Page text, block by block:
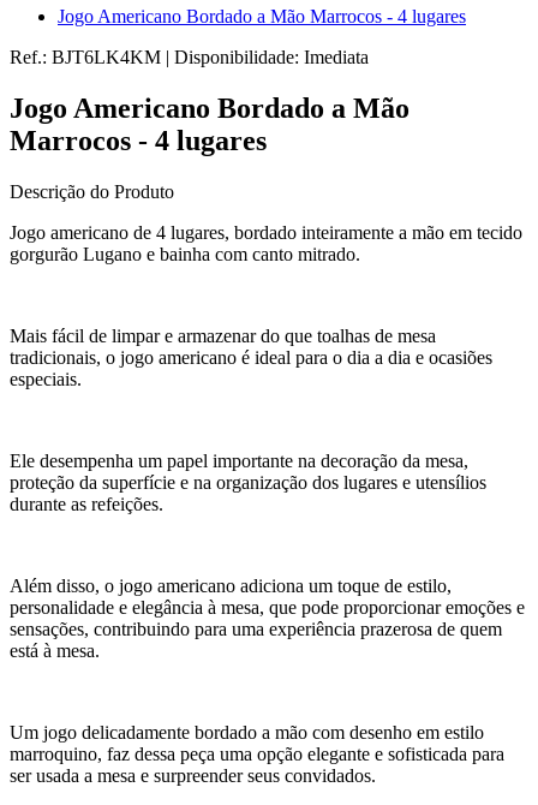
Jogo Americano Bordado a Mão Marrocos - 4 lugares
Ref.: BJT6LK4KM | Disponibilidade: Imediata
Jogo Americano Bordado a Mão
Marrocos - 4 lugares
Descrição do Produto
Jogo americano de 4 lugares, bordado inteiramente a mão em tecido
gorgurão Lugano e bainha com canto mitrado.
Mais fácil de limpar e armazenar do que toalhas de mesa
tradicionais, o jogo americano é ideal para o dia a dia e ocasiões
especiais.
Ele desempenha um papel importante na decoração da mesa,
proteção da superfície e na organização dos lugares e utensílios
durante as refeições.
Além disso, o jogo americano adiciona um toque de estilo,
personalidade e elegância à mesa, que pode proporcionar emoções e
sensações, contribuindo para uma experiência prazerosa de quem
está à mesa.
Um jogo delicadamente bordado a mão com desenho em estilo
marroquino, faz dessa peça uma opção elegante e sofisticada para
ser usada a mesa e surpreender seus convidados.